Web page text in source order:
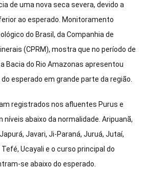
de uma nova seca severa, devido a
ao esperado. Monitoramento
do Brasil, da Companhia de
(CPRM), mostra que no período de
Bacia do Rio Amazonas apresentou
esperado em grande parte da região.
registrados nos afluentes Purus e
níveis abaixo da normalidade. Aripuanã,
Javari, Ji-Paraná, Juruá, Jutaí,
Ucayali e o curso principal do
se abaixo do esperado.